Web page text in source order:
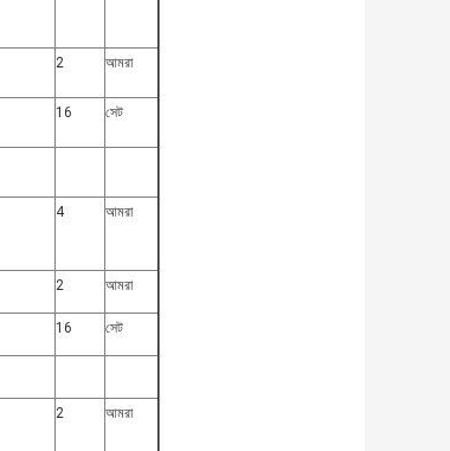
2 আমরা
16 সেট
4 আমরা
2 আমরা
16 সেট
2 আমরা